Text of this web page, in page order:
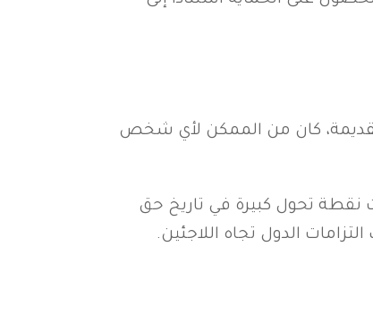
كان من الممكن لأي شخص
تطور هذا المفهوم ليصبح جزءًا من القانون الدولي. اتفاقية جنيف لعام 1951 كانت نقطة تحول كبيرة في تاريخ حق
الدول تجاه اللاجئين.